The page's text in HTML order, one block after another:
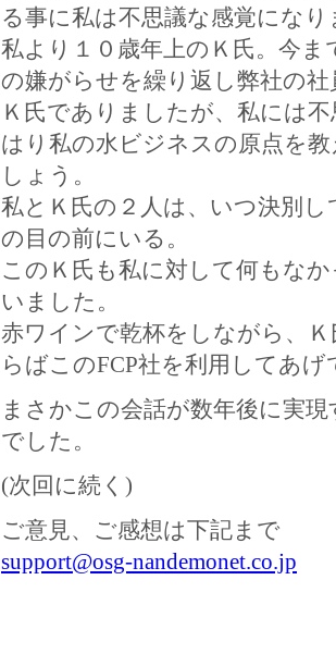
る事に私は不思議な感覚にな
私より１０歳年上のＫ氏。今
の嫌がらせを繰り返し弊社の
Ｋ氏でありましたが、私には
はり私の水ビジネスの原点を
しょう。
私とＫ氏の２人は、いつ決別
の目の前にいる。
このＫ氏も私に対して何もな
いました。
赤ワインで乾杯をしながら、
らばこのFCP社を利用してあ
まさかこの会話が数年後に実
でした。
(次回に続く)
ご意見、ご感想は下記まで
support@osg-nandemonet.co.jp